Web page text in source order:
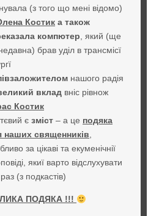
(з того що мені відомо)
Костик а також
компютер , який (ще
брав уділ в трансмісї
нашого радія
вклад вніс рівнож
Костик
є зміст – а це подяка
наших священників
за цікаві та екуменічнії
якиї варто відслухувати
(з подкастів)
ПОДЯКА !!!